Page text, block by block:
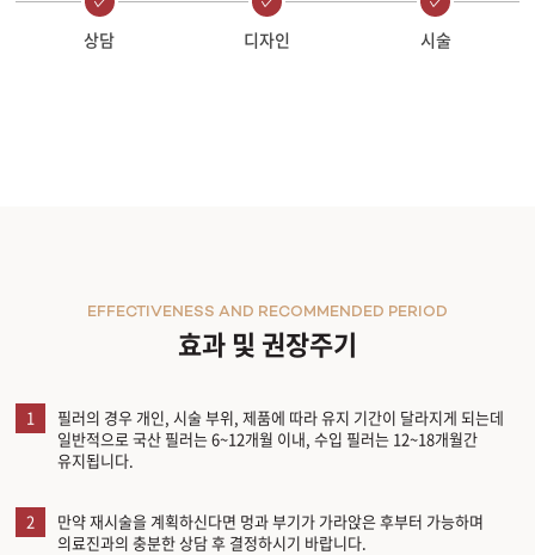
상담 디자인 시술
효과 및 권장주기
EFFECTIVENESS AND RECOMMENDED PERIOD
1
필러의 경우 개인, 시술 부위, 제품에 따라 유지 기간이 달라지게 되는데
일반적으로 국산 필러는 6~12개월 이내, 수입 필러는 12~18개월간
유지됩니다.
2
만약 재시술을 계획하신다면 멍과 부기가 가라앉은 후부터 가능하며
의료진과의 충분한 상담 후 결정하시기 바랍니다.